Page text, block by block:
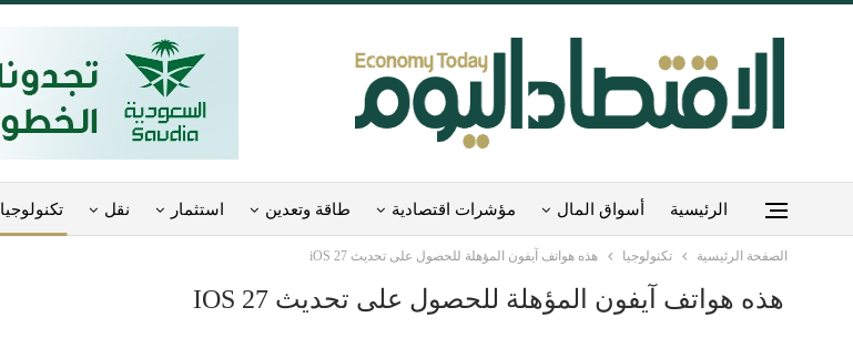
الرئيسية أسواق المال مؤشرات اقتصادية طاقة وتعدين استثمار نقل تكنولوجيا
الصفحة الرئيسية تكنولوجيا هذه هواتف آيفون المؤهلة للحصول على تحديث iOS 27
هذه هواتف آيفون المؤهلة للحصول على تحديث IOS 27